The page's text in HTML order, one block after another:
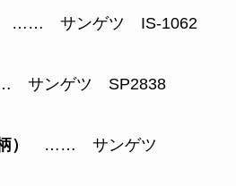
サンゲツ IS-1062
ンゲツ SP2838
…… サンゲツ